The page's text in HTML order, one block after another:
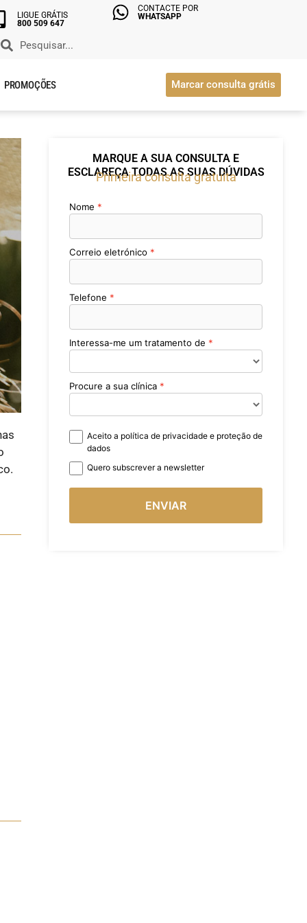
LIGUE GRÁTIS
800 509 647
CONTACTE POR
WHATSAPP
PROMOÇÕES Marcar consulta grátis
MARQUE A SUA CONSULTA E
ESCLAREÇA TODAS AS SUAS DÚVIDAS
Primeira consulta gratuita
Nome
Correio eletrónico
Telefone
Interessa-me um tratamento de
Procure a sua clínica
Aceito a política de privacidade e proteção de
dados
Quero subscrever a newsletter
ENVIAR